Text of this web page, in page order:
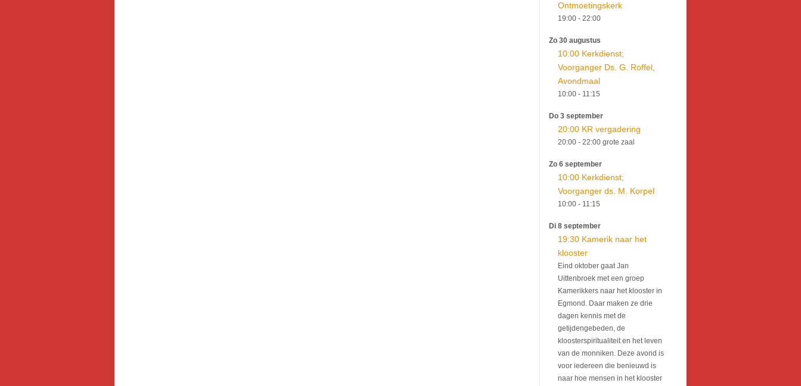
Ontmoetingskerk
19:00 - 22:00
Zo 30 augustus
10:00 Kerkdienst;
Voorganger Ds. G. Roffel,
Avondmaal
10:00 - 11:15
Do 3 september
20:00 KR vergadering
20:00 - 22:00grote zaal
Zo 6 september
10:00 Kerkdienst;
Voorganger ds. M. Korpel
10:00 - 11:15
Di 8 september
19:30 Kamerik naar het
klooster
Eind oktober gaat Jan
Uittenbroek met een groep
Kamerikkers naar het klooster in
Egmond. Daar maken ze drie
dagen kennis met de
getijdengebeden, de
kloosterspiritualiteit en het leven
van de monniken. Deze avond is
voor iedereen die benieuwd is
naar hoe mensen in het klooster